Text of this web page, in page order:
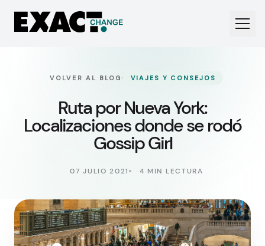
VOLVER AL BLOG · VIAJES Y CONSEJOS
Ruta por Nueva York:
Localizaciones donde se rodó
Gossip Girl
07 JULIO 2021 4 MIN LECTURA